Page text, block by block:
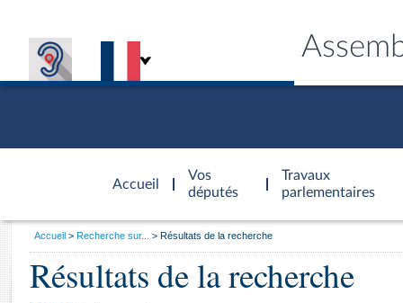
Accueil
d'accueil
Vos
députés
Travaux
parlementaires
Général
Vous
Accueil Recherche sur... Résultats de la recherche
Résultats de la recherche